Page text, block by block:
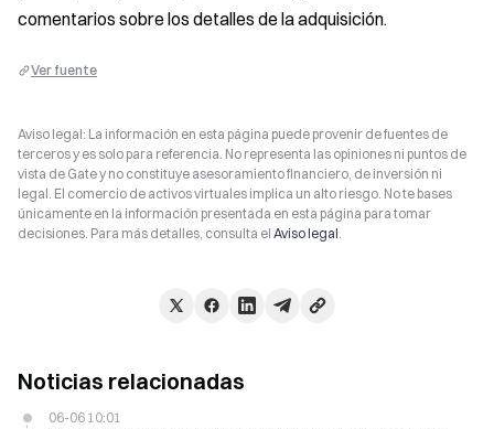
comentarios sobre los detalles de la adquisición.
Ver fuente
Aviso legal: La información en esta página puede provenir de fuentes de
terceros y es solo para referencia. No representa las opiniones ni puntos de
vista de Gate y no constituye asesoramiento financiero, de inversión ni
legal. El comercio de activos virtuales implica un alto riesgo. No te bases
únicamente en la información presentada en esta página para tomar
decisiones. Para más detalles, consulta el Aviso legal.
Noticias relacionadas
06-06 10:01